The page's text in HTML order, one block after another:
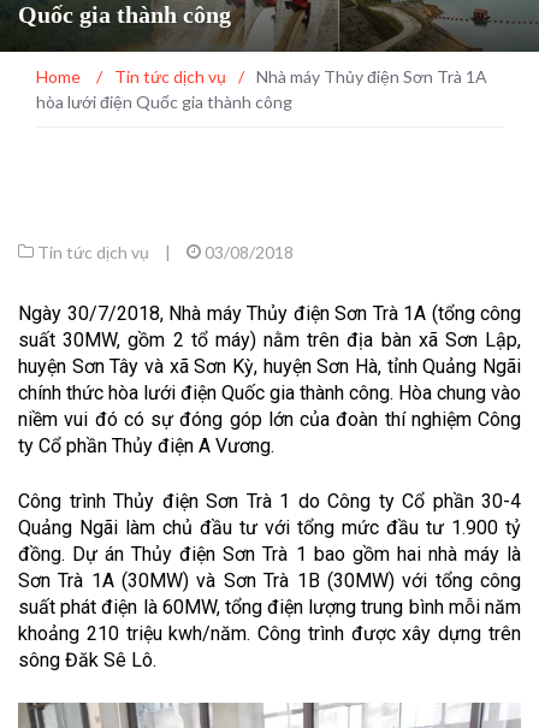
Quốc gia thành công
Home / Tin tức dịch vụ / Nhà máy Thủy điện Sơn Trà 1A
hòa lưới điện Quốc gia thành công
Tin tức dịch vụ | 03/08/2018
Ngày 30/7/2018, Nhà máy Thủy điện Sơn Trà 1A (tổng công
suất 30MW, gồm 2 tổ máy) nằm trên địa bàn xã Sơn Lập,
huyện Sơn Tây và xã Sơn Kỳ, huyện Sơn Hà, tỉnh Quảng Ngãi
chính thức hòa lưới điện Quốc gia thành công. Hòa chung vào
niềm vui đó có sự đóng góp lớn của đoàn thí nghiệm Công
ty Cổ phần Thủy điện A Vương.
Công trình Thủy điện Sơn Trà 1 do Công ty Cổ phần 30-4
Quảng Ngãi làm chủ đầu tư với tổng mức đầu tư 1.900 tỷ
đồng. Dự án Thủy điện Sơn Trà 1 bao gồm hai nhà máy là
Sơn Trà 1A (30MW) và Sơn Trà 1B (30MW) với tổng công
suất phát điện là 60MW, tổng điện lượng trung bình mỗi năm
khoảng 210 triệu kwh/năm. Công trình được xây dựng trên
sông Đăk Sê Lô.